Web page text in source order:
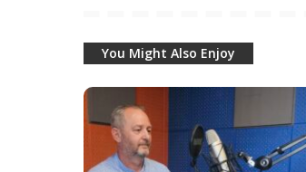
You Might Also Enjoy